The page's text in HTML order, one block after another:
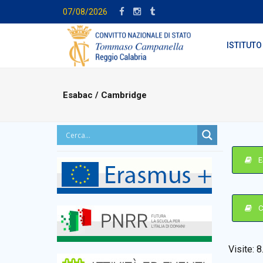
07/08/2026
ISTITUTO
Esabac / Cambridge
Visite: